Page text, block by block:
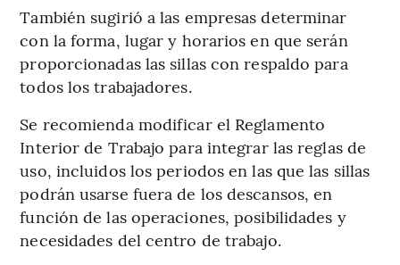
También sugirió a las empresas determinar
con la forma, lugar y horarios en que serán
proporcionadas las sillas con respaldo para
todos los trabajadores.
Se recomienda modificar el Reglamento
Interior de Trabajo para integrar las reglas de
uso, incluidos los periodos en las que las sillas
podrán usarse fuera de los descansos, en
función de las operaciones, posibilidades y
necesidades del centro de trabajo.